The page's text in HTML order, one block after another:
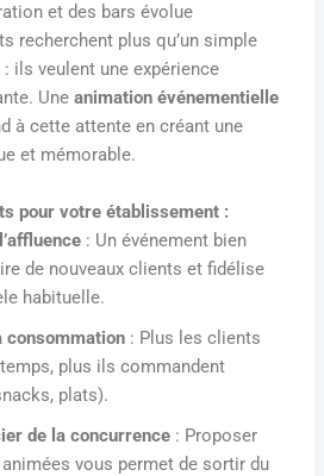
et des bars évolue
recherchent plus qu’un simple
ils veulent une expérience
Uneanimation événementielle
à cette attente en créant une
et mémorable.
pour votre établissement :
: Un événement bien
de nouveaux clients et fidélise
habituelle.
consommation : Plus les clients
plus ils commandent
plats).
de la concurrence : Proposer
vous permet de sortir du